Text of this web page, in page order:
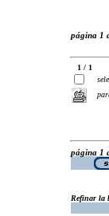
página 1
1 / 1
página 1
Refinar la